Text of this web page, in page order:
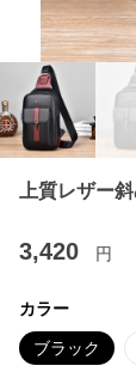
上質レザー
3,420 円
カラー
ブラック